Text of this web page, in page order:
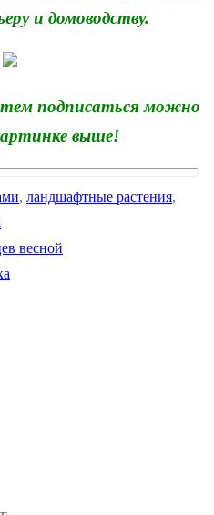
и домоводству.
подписаться можно
выше!
, ландшафтные растения,
весной